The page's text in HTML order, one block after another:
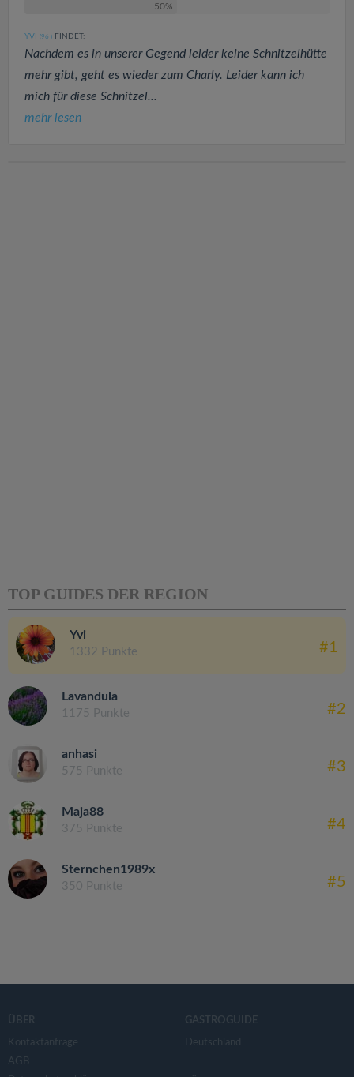
50%
YVI (96 ) FINDET:
Nachdem es in unserer Gegend leider keine Schnitzelhütte
mehr gibt, geht es wieder zum Charly. Leider kann ich
mich für diese Schnitzel...
mehr lesen
TOP GUIDES DER REGION
Yvi
1332 Punkte #1
Lavandula
1175 Punkte #2
anhasi
575 Punkte #3
Maja88
375 Punkte #4
Sternchen1989x
350 Punkte #5
ÜBER
Kontaktanfrage
AGB
GASTROGUIDE
Deutschland